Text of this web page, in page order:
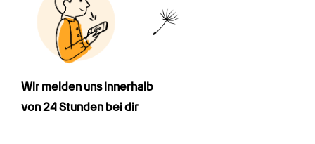
Wir melden uns innerhalb
von 24 Stunden bei dir